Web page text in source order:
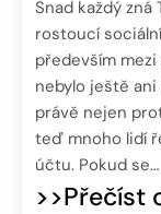
Snad každý
rostoucí
především
nebylo ještě ani
právě nejen
teď mnoho lidí
účtu. Pokud se…
>>Přečíst